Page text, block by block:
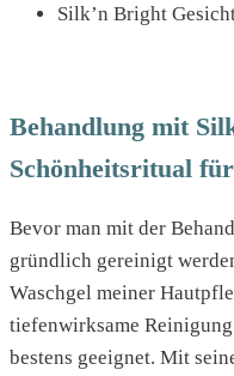
Silk’n Bright
Behandlung mit
Schönheitsritual
Bevor man mit der
gründlich gereinigt
Waschgel meiner
tiefenwirksame
bestens geeignet. Mit